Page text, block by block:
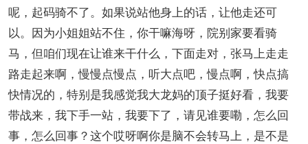
呢，起码骑不了。如果说站他身上的话，让他走还可
以。因为小姐姐站不住，你干嘛海呀，院别家要看骑
马，但咱们现在让谁来干什么，下面走对，张马上走走
路走起来啊，慢慢点慢点，听大点吧，慢点啊，快点搞
快情况的，特别是我感觉我大龙妈的顶子挺好看，我要
带战来，我下手一站，我要下了，请见谁要嘞，怎么回
事，怎么回事？这个哎呀啊你是脑不会转马上，是不是